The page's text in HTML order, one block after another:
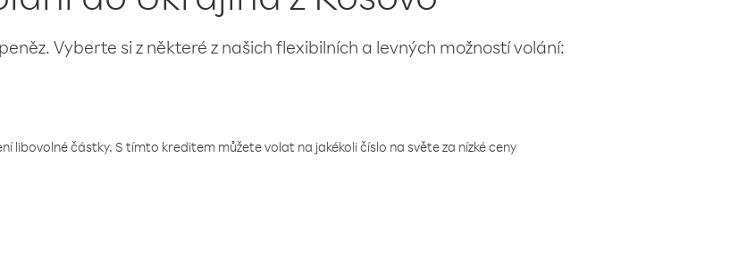
Vyberte si z některé z našich flexibilních a levných možností volání:
libovolné částky. S tímto kreditem můžete volat na jakékoli číslo na světe za nízké ceny